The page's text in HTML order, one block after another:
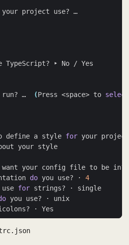
run? …
(Press <space> to select
define a style for
do you use? · 4
for